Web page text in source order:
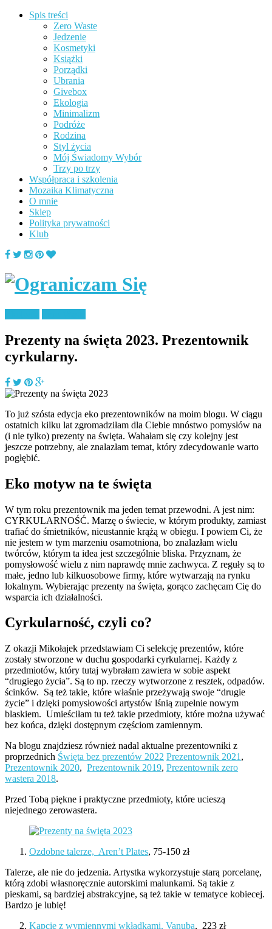
Spis treści
Zero Waste
Jedzenie
Kosmetyki
Książki
Porządki
Ubrania
Givebox
Ekologia
Minimalizm
Podróże
Rodzina
Styl życia
Mój Świadomy Wybór
Trzy po trzy
Współpraca i szkolenia
Mozaika Klimatyczna
O mnie
Sklep
Polityka prywatności
Klub
Prezenty na święta 2023. Prezentownik
cyrkularny.
To już szósta edycja eko prezentowników na moim blogu. W ciągu
ostatnich kilku lat zgromadziłam dla Ciebie mnóstwo pomysłów na
(i nie tylko) prezenty na święta. Wahałam się czy kolejny jest
jeszcze potrzebny, ale znalazłam temat, który zdecydowanie warto
pogłębić.
Eko motyw na te święta
W tym roku prezentownik ma jeden temat przewodni. A jest nim:
CYRKULARNOŚĆ. Marzę o świecie, w którym produkty, zamiast
trafiać do śmietników, nieustannie krążą w obiegu. I powiem Ci, że
nie jestem w tym marzeniu osamotniona, bo znalazłam wielu
twórców, którym ta idea jest szczególnie bliska. Przyznam, że
pomysłowość wielu z nim naprawdę mnie zachwyca. Z reguły są to
małe, jedno lub kilkuosobowe firmy, które wytwarzają na rynku
lokalnym. Wybierając prezenty na święta, gorąco zachęcam Cię do
wsparcia ich działalności.
Cyrkularność, czyli co?
Z okazji Mikołajek przedstawiam Ci selekcję prezentów, które
zostały stworzone w duchu gospodarki cyrkularnej. Każdy z
przedmiotów, który tutaj wybrałam zawiera w sobie aspekt
“drugiego życia”. Są to np. rzeczy wytworzone z resztek, odpadów.
ścinków. Są też takie, które właśnie przeżywają swoje “drugie
życie” i dzięki pomysłowości artystów lśnią zupełnie nowym
blaskiem. Umieściłam tu też takie przedmioty, które można używać
bez końca, dzięki dostępnym częściom zamiennym.
Na blogu znajdziesz również nadal aktualne prezentowniki z
proprzednich Święta bez prezentów 2022 Prezentownik 2021 ,
Prezentownik 2020, Prezentownik 2019, Prezentownik zero
wastera 2018.
Przed Tobą piękne i praktyczne przedmioty, które ucieszą
niejednego zerowastera.
Ozdobne talerze, Aren’t Plates, 75-150 zł
Talerze, ale nie do jedzenia. Artystka wykorzystuje starą porcelanę,
którą zdobi własnoręcznie autorskimi malunkami. Są takie z
pieskami, są bardziej abstrakcyjne, są też takie w tematyce kobiecej.
Bardzo je lubię!
Kapcie z wymiennymi wkładkami, Vanuba, 223 zł